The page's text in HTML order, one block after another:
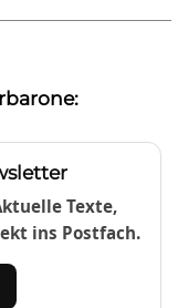
Texte,
ins Postfach.